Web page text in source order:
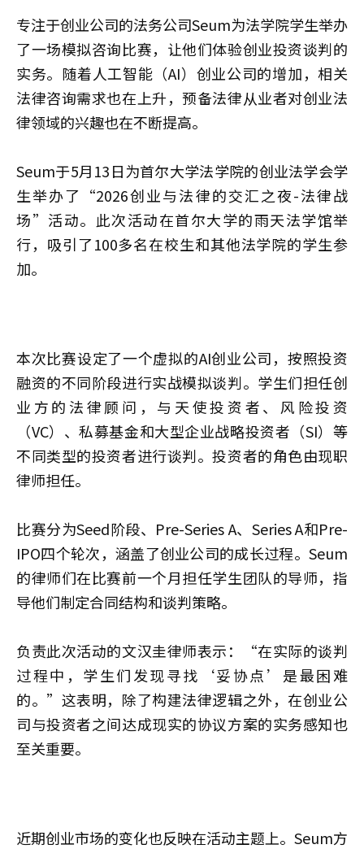
专注于创业公司的法务公司Seum为法学院学生举办
了一场模拟咨询比赛，让他们体验创业投资谈判的
实务。随着人工智能（AI）创业公司的增加，相关
法律咨询需求也在上升，预备法律从业者对创业法
律领域的兴趣也在不断提高。
Seum于5月13日为首尔大学法学院的创业法学会学
生举办了“2026创业与法律的交汇之夜-法律战
场”活动。此次活动在首尔大学的雨天法学馆举
行，吸引了100多名在校生和其他法学院的学生参
加。
本次比赛设定了一个虚拟的AI创业公司，按照投资
融资的不同阶段进行实战模拟谈判。学生们担任创
业方的法律顾问，与天使投资者、风险投资
（VC）、私募基金和大型企业战略投资者（SI）等
不同类型的投资者进行谈判。投资者的角色由现职
律师担任。
比赛分为Seed阶段、Pre-Series A、Series A和Pre-
IPO四个轮次，涵盖了创业公司的成长过程。Seum
的律师们在比赛前一个月担任学生团队的导师，指
导他们制定合同结构和谈判策略。
负责此次活动的文汉圭律师表示：“在实际的谈判
过程中，学生们发现寻找‘妥协点’是最困难
的。”这表明，除了构建法律逻辑之外，在创业公
司与投资者之间达成现实的协议方案的实务感知也
至关重要。
近期创业市场的变化也反映在活动主题上。Seum方